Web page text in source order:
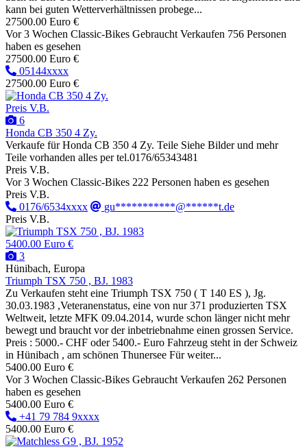
kann bei guten Wetterverhältnissen probege...
27500.00 Euro €
Vor 3 Wochen Classic-Bikes Gebraucht Verkaufen 756 Personen
haben es gesehen
27500.00 Euro €
05144xxxx
27500.00 Euro €
Preis V.B.
6
Honda CB 350 4 Zy.
Verkaufe für Honda CB 350 4 Zy. Teile Siehe Bilder und mehr
Teile vorhanden alles per tel.0176/65343481
Preis V.B.
Vor 3 Wochen Classic-Bikes 222 Personen haben es gesehen
Preis V.B.
0176/6534xxxx
gu***********@******t.de
Preis V.B.
5400.00 Euro €
3
Hünibach, Europa
Triumph TSX 750 , BJ. 1983
Zu Verkaufen steht eine Triumph TSX 750 ( T 140 ES ), Jg.
30.03.1983 ,Veteranenstatus, eine von nur 371 produzierten TSX
Weltweit, letzte MFK 09.04.2014, wurde schon länger nicht mehr
bewegt und braucht vor der inbetriebnahme einen grossen Service.
Preis : 5000.- CHF oder 5400.- Euro Fahrzeug steht in der Schweiz
in Hünibach , am schönen Thunersee Für weiter...
5400.00 Euro €
Vor 3 Wochen Classic-Bikes Gebraucht Verkaufen 262 Personen
haben es gesehen
5400.00 Euro €
+41 79 784 9xxxx
5400.00 Euro €